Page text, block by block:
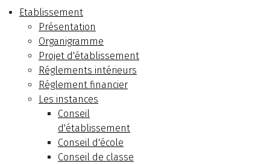
Etablissement
Présentation
Organigramme
Projet d'établissement
Réglements intérieurs
Réglement financier
Les instances
Conseil
d'établissement
Conseil d'école
Conseil de classe